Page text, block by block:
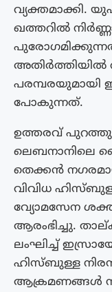
വ്യക്തമാക്കി.
ഖത്തറിൽ
പരമ്പരയുമായി
പോകുന്നത്.
ഉത്തരവ്
ലെബനാനിലെ
തെക്കൻ
വിവിധ
വ്യോമസേന
ആരംഭിച്ചു.
ലംഘിച്ച്
ഹിസ്ബുള്ള
ആക്രമണങ്ങൾ